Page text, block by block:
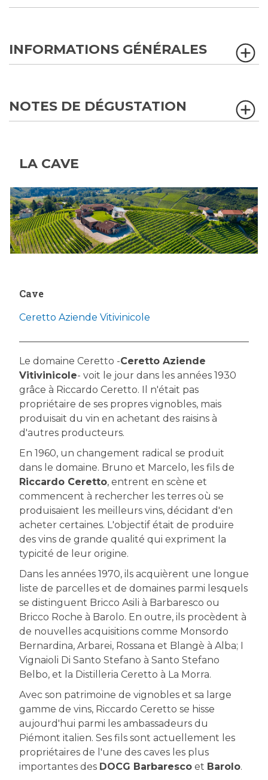
INFORMATIONS GÉNÉRALES
NOTES DE DÉGUSTATION
LA CAVE
Cave
Ceretto Aziende Vitivinicole
Le domaine Ceretto -Ceretto Aziende
Vitivinicole- voit le jour dans les années 1930
grâce à Riccardo Ceretto. Il n'était pas
propriétaire de ses propres vignobles, mais
produisait du vin en achetant des raisins à
d'autres producteurs.
En 1960, un changement radical se produit
dans le domaine. Bruno et Marcelo, les fils de
Riccardo Ceretto, entrent en scène et
commencent à rechercher les terres où se
produisaient les meilleurs vins, décidant d'en
acheter certaines. L'objectif était de produire
des vins de grande qualité qui expriment la
typicité de leur origine.
Dans les années 1970, ils acquièrent une longue
liste de parcelles et de domaines parmi lesquels
se distinguent Bricco Asili à Barbaresco ou
Bricco Roche à Barolo. En outre, ils procèdent à
de nouvelles acquisitions comme Monsordo
Bernardina, Arbarei, Rossana et Blangè à Alba; I
Vignaioli Di Santo Stefano à Santo Stefano
Belbo, et la Distilleria Ceretto à La Morra.
Avec son patrimoine de vignobles et sa large
gamme de vins, Riccardo Ceretto se hisse
aujourd'hui parmi les ambassadeurs du
Piémont italien. Ses fils sont actuellement les
propriétaires de l'une des caves les plus
importantes des DOCG Barbaresco et Barolo.